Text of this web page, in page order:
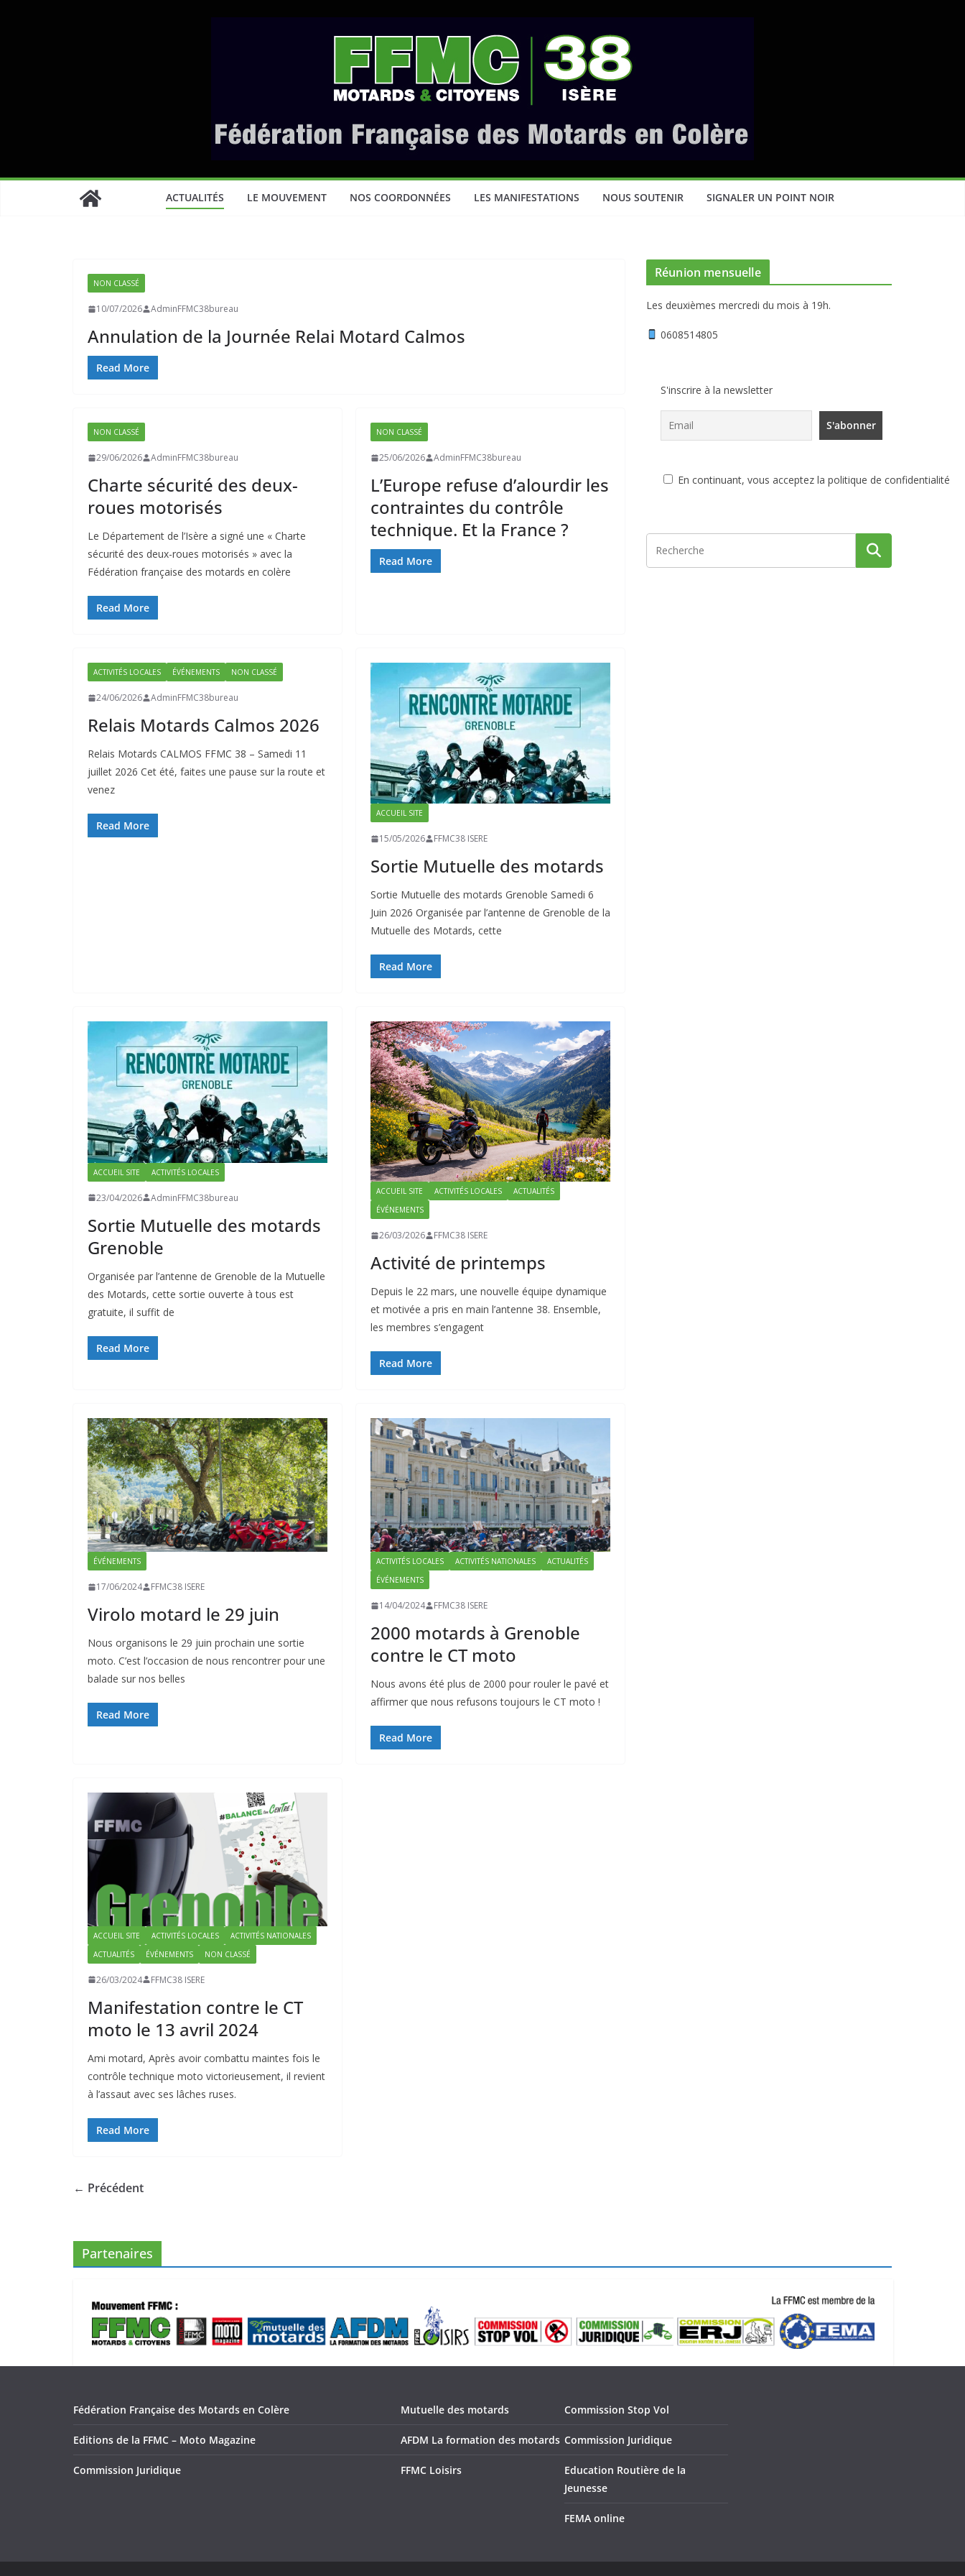
ACTUALITÉS LE MOUVEMENT NOS COORDONNÉES LES MANIFESTATIONS NOUS SOUTENIR SIGNALER UN POINT NOIR
NON CLASSÉ
10/07/2026 AdminFFMC38bureau
Annulation de la Journée Relai Motard Calmos
Read More
NON CLASSÉ
29/06/2026 AdminFFMC38bureau
Charte sécurité des deux-
roues motorisés
Le Département de l’Isère a signé une « Charte
sécurité des deux-roues motorisés » avec la
Fédération française des motards en colère
Read More
NON CLASSÉ
25/06/2026 AdminFFMC38bureau
L’Europe refuse d’alourdir les
contraintes du contrôle
technique. Et la France ?
Read More
ACTIVITÉS LOCALES ÉVÉNEMENTS NON CLASSÉ
24/06/2026 AdminFFMC38bureau
Relais Motards Calmos 2026
Relais Motards CALMOS FFMC 38 – Samedi 11
juillet 2026 Cet été, faites une pause sur la route et
venez
Read More
ACCUEIL SITE
15/05/2026 FFMC38 ISERE
Sortie Mutuelle des motards
Sortie Mutuelle des motards Grenoble Samedi 6
Juin 2026 Organisée par l’antenne de Grenoble de la
Mutuelle des Motards, cette
Read More
ACCUEIL SITE ACTIVITÉS LOCALES
23/04/2026 AdminFFMC38bureau
Sortie Mutuelle des motards
Grenoble
Organisée par l’antenne de Grenoble de la Mutuelle
des Motards, cette sortie ouverte à tous est
gratuite, il suffit de
Read More
ACCUEIL SITE ACTIVITÉS LOCALES
ACTUALITÉS
ÉVÉNEMENTS
26/03/2026 FFMC38 ISERE
Activité de printemps
Depuis le 22 mars, une nouvelle équipe dynamique
et motivée a pris en main l’antenne 38. Ensemble,
les membres s’engagent
Read More
ÉVÉNEMENTS
17/06/2024 FFMC38 ISERE
Virolo motard le 29 juin
Nous organisons le 29 juin prochain une sortie
moto. C’est l’occasion de nous rencontrer pour une
balade sur nos belles
Read More
ACTIVITÉS LOCALES ACTIVITÉS NATIONALES
ACTUALITÉS
ÉVÉNEMENTS
14/04/2024 FFMC38 ISERE
2000 motards à Grenoble
contre le CT moto
Nous avons été plus de 2000 pour rouler le pavé et
affirmer que nous refusons toujours le CT moto !
Read More
ACCUEIL SITE ACTIVITÉS LOCALES
ACTIVITÉS NATIONALES
ACTUALITÉS
ÉVÉNEMENTS NON CLASSÉ
26/03/2024 FFMC38 ISERE
Manifestation contre le CT
moto le 13 avril 2024
Ami motard, Après avoir combattu maintes fois le
contrôle technique moto victorieusement, il revient
à l’assaut avec ses lâches ruses.
Read More
← Précédent
Réunion mensuelle
Les deuxièmes mercredi du mois à 19h.
0608514805
S'inscrire à la newsletter
En continuant, vous acceptez la politique de confidentialité
Partenaires
Fédération Française des Motards en Colère
Editions de la FFMC – Moto Magazine
Commission Juridique
Mutuelle des motards
AFDM La formation des motards
FFMC Loisirs
Commission Stop Vol
Commission Juridique
Education Routière de la
Jeunesse
FEMA online